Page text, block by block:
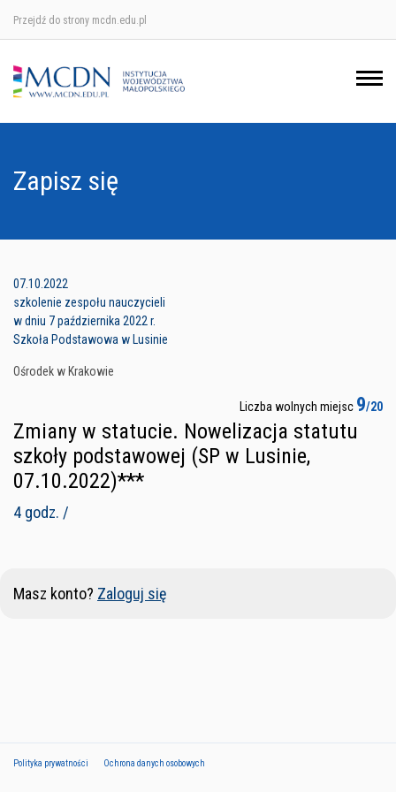
Przejdź do strony mcdn.edu.pl
Zapisz się
07.10.2022
szkolenie zespołu nauczycieli
w dniu 7 października 2022 r.
Szkoła Podstawowa w Lusinie
Ośrodek w Krakowie
Liczba wolnych miejsc 9/20
Zmiany w statucie. Nowelizacja statutu
szkoły podstawowej (SP w Lusinie,
07.10.2022)***
4 godz. /
Masz konto? Zaloguj się
Polityka prywatności Ochrona danych osobowych
Ośrodek w Krakowie
Ośrodek w Nowym Sączu
Ośrodek w Tarnowie